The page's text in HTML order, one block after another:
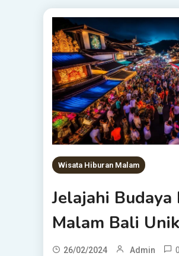
Wisata Hiburan Malam
Jelajahi Budaya
Malam Bali Unik
26/02/2024 Admin 0